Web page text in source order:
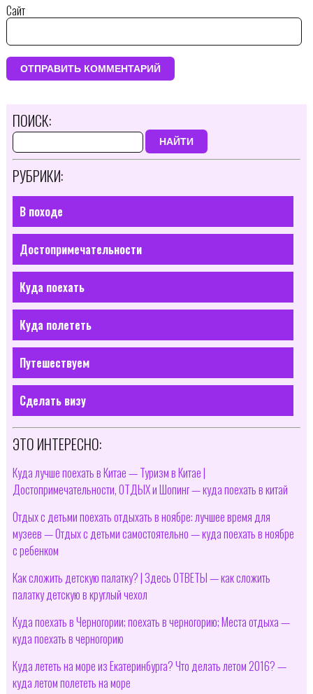
Сайт
ПОИСК:
НАЙТИ
РУБРИКИ:
В походе
Достопримечательности
Куда поехать
Куда полететь
Путешествуем
Сделать визу
ЭТО ИНТЕРЕСНО:
Куда лучше поехать в Китае — Туризм в Китае |
Достопримечательности, ОТДЫХ и Шопинг — куда поехать в китай
Отдых с детьми поехать отдыхать в ноябре: лучшее время для
музеев — Отдых с детьми самостоятельно — куда поехать в ноябре
с ребенком
Как сложить детскую палатку? | Здесь ОТВЕТЫ — как сложить
палатку детскую в круглый чехол
Куда поехать в Черногории; поехать в черногорию; Места отдыха —
куда поехать в черногорию
Куда лететь на море из Екатеринбурга? Что делать летом 2016? —
куда летом полететь на море